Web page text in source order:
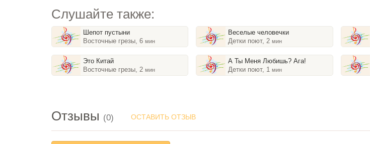
Слушайте также:
Шепот пустыни
Восточные грезы, 6мин
Это Китай
Восточные грезы, 2мин
Bеселые человечки
Детки поют, 2 мин
А Ты Меня Любишь? Ага!
Детки поют, 1 мин
Отзывы (0) ОСТАВИТЬ ОТЗЫВ